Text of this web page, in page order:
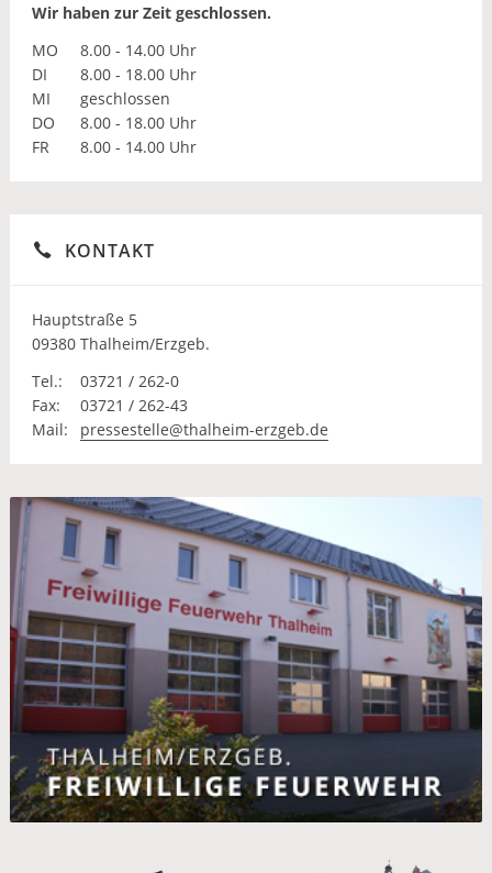
Wir haben zur Zeit geschlossen.
MO
8.00 - 14.00 Uhr
DI
8.00 - 18.00 Uhr
MI
geschlossen
DO
8.00 - 18.00 Uhr
FR
8.00 - 14.00 Uhr
KONTAKT
Hauptstraße 5
09380 Thalheim/Erzgeb.
Tel.:
03721 / 262-0
Fax:
03721 / 262-43
Mail:
pressestelle@thalheim-erzgeb.de